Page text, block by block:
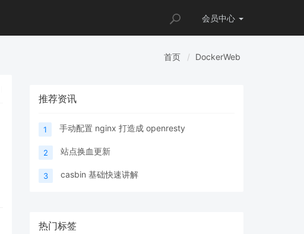
会员中心
首页 DockerWeb
推荐资讯
1 手动配置 nginx 打造成 openresty
2 站点换血更新
3 casbin 基础快速讲解
热门标签